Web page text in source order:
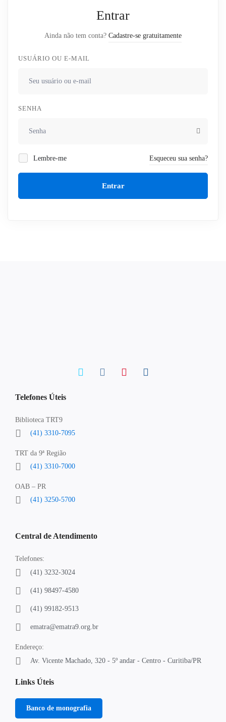
Entrar
Ainda não tem conta? Cadastre-se gratuitamente
USUÁRIO OU E-MAIL
SENHA
Lembre-me Esqueceu sua senha?
Entrar
Telefones Úteis
Biblioteca TRT9
(41) 3310-7095
TRT da 9ª Região
(41) 3310-7000
OAB – PR
(41) 3250-5700
Central de Atendimento
Telefones:
(41) 3232-3024
(41) 98497-4580
(41) 99182-9513
ematra@ematra9.org.br
Endereço:
Av. Vicente Machado, 320 - 5º andar - Centro - Curitiba/PR
Links Úteis
Banco de monografia